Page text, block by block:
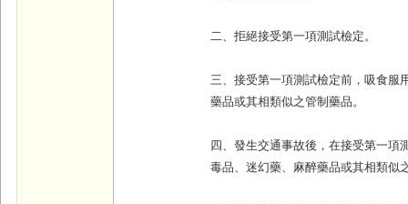
二、拒絕接受第一項測試檢定。
三、接受第一項測試檢定前，吸食服
藥品或其相類似之管制藥品。
四、發生交通事故後，在接受第一項
毒品、迷幻藥、麻醉藥品或其相類似